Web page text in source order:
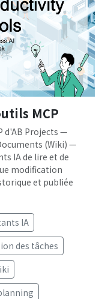
MCP
d'AB Projects —
(Wiki) —
IA de lire et de
modification
et publiée
IA
des tâches